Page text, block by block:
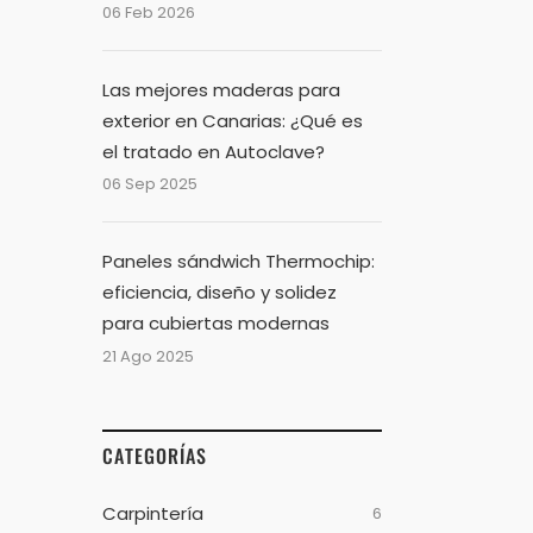
06 Feb 2026
Las mejores maderas para
exterior en Canarias: ¿Qué es
el tratado en Autoclave?
06 Sep 2025
Paneles sándwich Thermochip:
eficiencia, diseño y solidez
para cubiertas modernas
21 Ago 2025
CATEGORÍAS
Carpintería 6